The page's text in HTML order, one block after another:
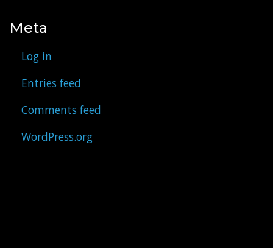
Meta
Log in
Entries feed
Comments feed
WordPress.org